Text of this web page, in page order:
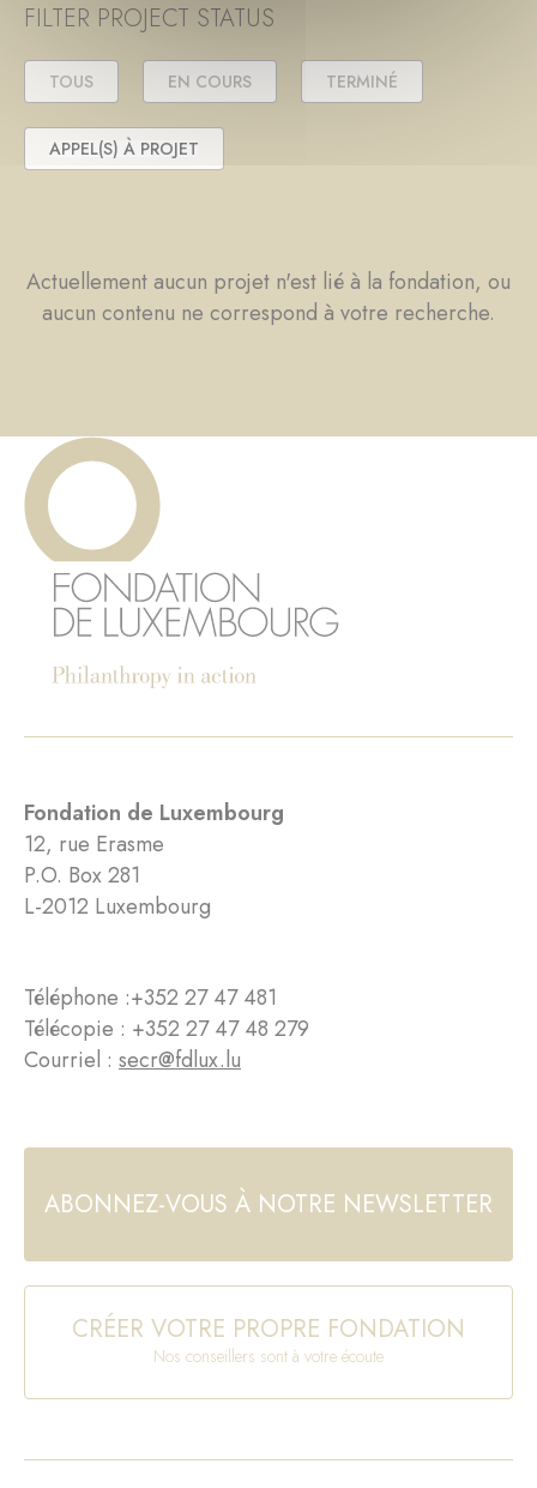
FILTER PROJECT STATUS
TOUS EN COURS TERMINÉ
APPEL(S) À PROJET
Actuellement aucun projet n'est lié à la fondation, ou
aucun contenu ne correspond à votre recherche.
Fondation de Luxembourg
12, rue Erasme
P.O. Box 281
L-2012 Luxembourg
Téléphone :+352 27 47 481
Télécopie : +352 27 47 48 279
Courriel : secr@fdlux.lu
ABONNEZ-VOUS À NOTRE NEWSLETTER
CRÉER VOTRE PROPRE FONDATION
Nos conseillers sont à votre écoute